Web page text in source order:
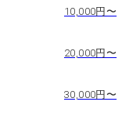
10,000円〜
20,000円〜
30,000円〜